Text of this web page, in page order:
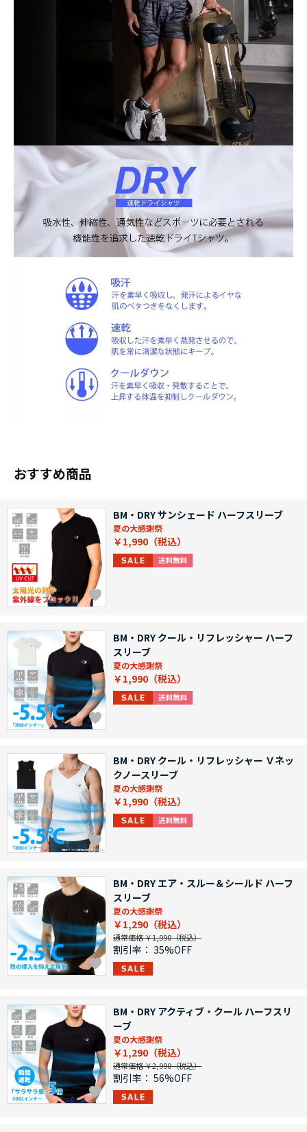
おすすめ商品
BM・DRY サンシェード ハーフスリーブ
夏の大感謝祭
￥1,990
BM・DRY クール・リフレッシャー ハーフ
スリーブ
夏の大感謝祭
￥1,990
BM・DRY クール・リフレッシャー Ｖネッ
クノースリーブ
夏の大感謝祭
￥1,990
BM・DRY エア・スルー＆シールド ハーフ
スリーブ
夏の大感謝祭
￥1,290
通常価格 ￥1,990
割引率： 35%OFF
BM・DRY アクティブ・クール ハーフスリ
ーブ
夏の大感謝祭
￥1,290
通常価格 ￥2,990
割引率： 56%OFF